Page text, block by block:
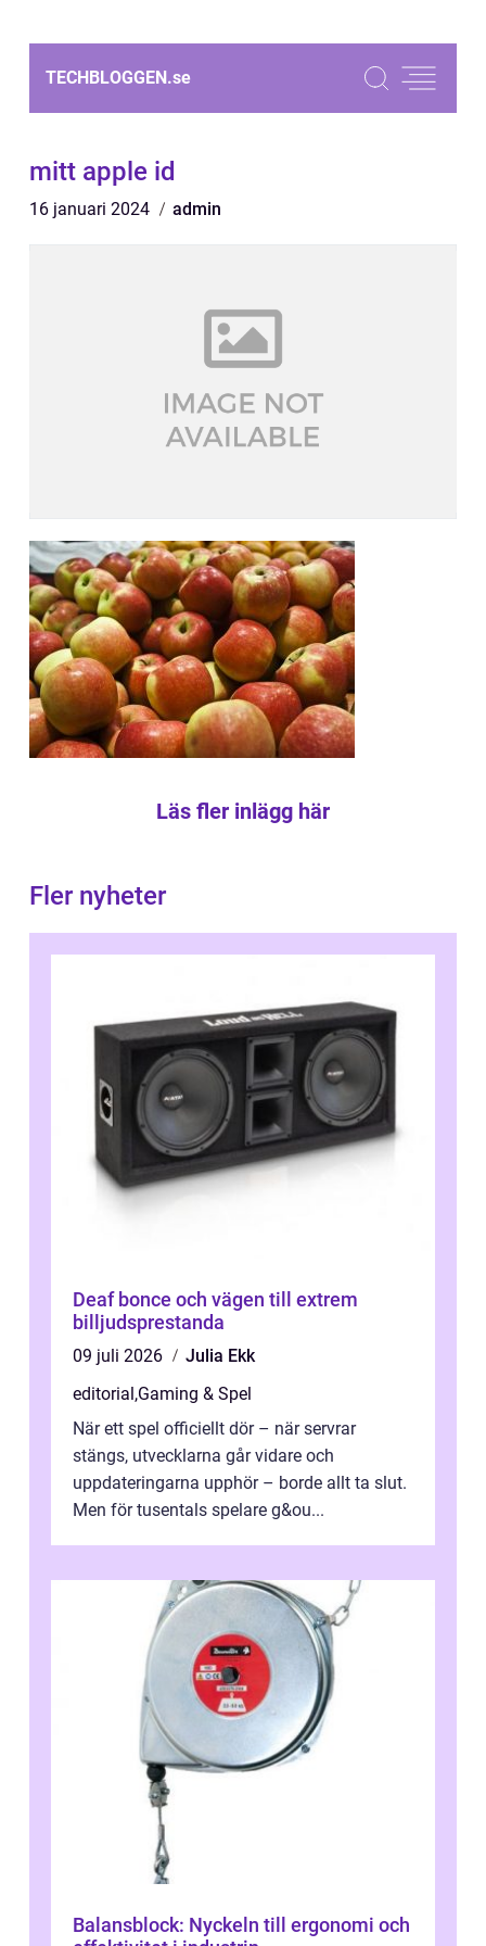
TECHBLOGGEN.se
mitt apple id
16 januari 2024 admin
Läs fler inlägg här
Fler nyheter
Deaf bonce och vägen till extrem
billjudsprestanda
09 juli 2026
Julia Ekk
editorial,Gaming & Spel
När ett spel officiellt dör – när servrar
stängs, utvecklarna går vidare och
uppdateringarna upphör – borde allt ta slut.
Men för tusentals spelare g&ou...
Balansblock: Nyckeln till ergonomi och